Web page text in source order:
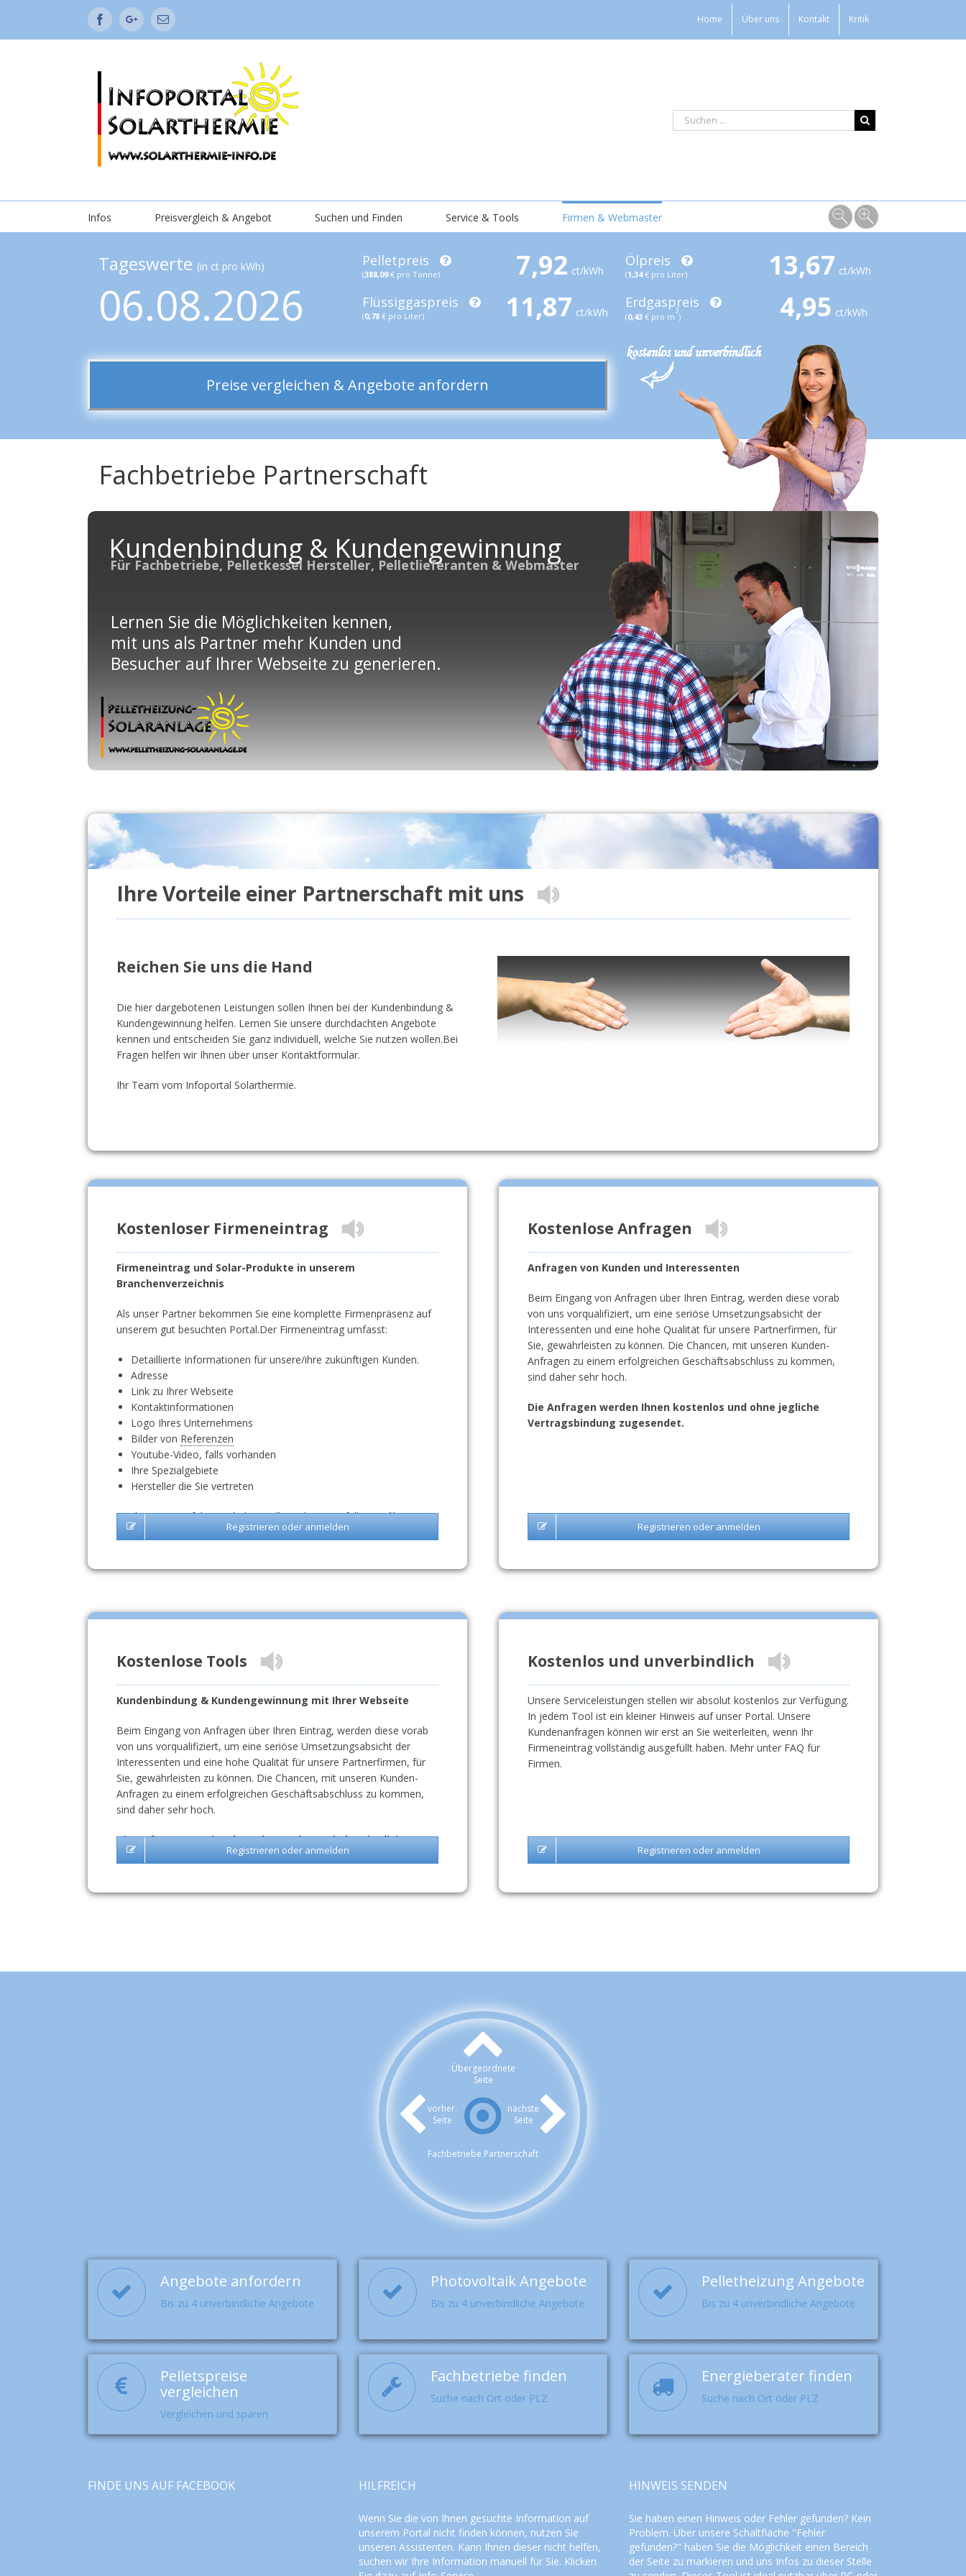
FacebookGoogle+Email Home Über uns Kontakt Kritik
Infos Preisvergleich & Angebot Suchen und Finden Service & Tools Firmen & Webmaster
Tageswerte (in ct pro kWh)
06.08.2026
Pelletpreis
(388,09€ pro Tonne) 7,92 ct/kWh
Ölpreis
(1,34€ pro Liter) 13,67 ct/kWh
Flüssiggaspreis
(0,78€ pro Liter) 11,87 ct/kWh
Erdgaspreis
(0,43 € pro m
3
) 4,95 ct/kWh
Preise vergleichen & Angebote anfordern
Fachbetriebe Partnerschaft
Kundenbindung & Kundengewinnung
Für Fachbetriebe, Pelletkessel Hersteller, Pelletlieferanten & Webmaster
Lernen Sie die Möglichkeiten kennen,
mit uns als Partner mehr Kunden und
Besucher auf Ihrer Webseite zu generieren.
Ihre Vorteile einer Partnerschaft mit uns
Reichen Sie uns die Hand
Die hier dargebotenen Leistungen sollen Ihnen bei der Kundenbindung &
Kundengewinnung helfen. Lernen Sie unsere durchdachten Angebote
kennen und entscheiden Sie ganz individuell, welche Sie nutzen wollen.Bei
Fragen helfen wir Ihnen über unser Kontaktformular.
Ihr Team vom Infoportal Solarthermie.
Kostenloser Firmeneintrag
Firmeneintrag und Solar-Produkte in unserem
Branchenverzeichnis
Als unser Partner bekommen Sie eine komplette Firmenpräsenz auf
unserem gut besuchten Portal.Der Firmeneintrag umfasst:
Detaillierte Informationen für unsere/ihre zukünftigen Kunden.
Adresse
Link zu Ihrer Webseite
Kontaktinformationen
Logo Ihres Unternehmens
Bilder von Referenzen
Youtube-Video, falls vorhanden
Ihre Spezialgebiete
Hersteller die Sie vertreten
Nach unserer Erfahrung, haben vollständig ausgefüllte Profile 30%
mehr Werbewirksamkeit.Registrieren oder anmelden
Kostenlose Anfragen
Anfragen von Kunden und Interessenten
Beim Eingang von Anfragen über Ihren Eintrag, werden diese vorab
von uns vorqualifiziert, um eine seriöse Umsetzungsabsicht der
Interessenten und eine hohe Qualität für unsere Partnerfirmen, für
Sie, gewährleisten zu können. Die Chancen, mit unseren Kunden-
Anfragen zu einem erfolgreichen Geschäftsabschluss zu kommen,
sind daher sehr hoch.
Die Anfragen werden Ihnen kostenlos und ohne jegliche
Vertragsbindung zugesendet.
Registrieren oder anmelden
Kostenlose Tools
Kundenbindung & Kundengewinnung mit Ihrer Webseite
Beim Eingang von Anfragen über Ihren Eintrag, werden diese vorab
von uns vorqualifiziert, um eine seriöse Umsetzungsabsicht der
Interessenten und eine hohe Qualität für unsere Partnerfirmen, für
Sie, gewährleisten zu können. Die Chancen, mit unseren Kunden-
Anfragen zu einem erfolgreichen Geschäftsabschluss zu kommen,
sind daher sehr hoch.
Die Anfragen werden Ihnen kostenlos und ohne jegliche
Vertragsbindung zugesendet.Registrieren oder anmelden
Kostenlos und unverbindlich
Unsere Serviceleistungen stellen wir absolut kostenlos zur Verfügung.
In jedem Tool ist ein kleiner Hinweis auf unser Portal. Unsere
Kundenanfragen können wir erst an Sie weiterleiten, wenn Ihr
Firmeneintrag vollständig ausgefüllt haben. Mehr unter FAQ für
Firmen.
Registrieren oder anmelden
Übergeordnete
Seite
vorher.
Seite
nächste
Seite
Fachbetriebe Partnerschaft
Angebote anfordern
Bis zu 4 unverbindliche Angebote
Photovoltaik Angebote
Bis zu 4 unverbindliche Angebote
Pelletheizung Angebote
Bis zu 4 unverbindliche Angebote
Pelletspreise
vergleichen
Vergleichen und sparen
Fachbetriebe finden
Suche nach Ort oder PLZ
Energieberater finden
Suche nach Ort oder PLZ
FINDE UNS AUF FACEBOOK HILFREICH
Wenn Sie die von Ihnen gesuchte Information auf
unserem Portal nicht finden können, nutzen Sie
unseren Assistenten. Kann Ihnen dieser nicht helfen,
suchen wir Ihre Information manuell für Sie. Klicken
HINWEIS SENDEN
Sie haben einen Hinweis oder Fehler gefunden? Kein
Problem. Über unsere Schaltfläche "Fehler
gefunden?" haben Sie die Möglichkeit einen Bereich
der Seite zu markieren und uns Infos zu dieser Stelle